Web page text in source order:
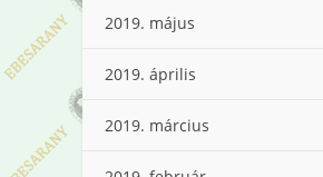
2019. május
2019. április
2019. március